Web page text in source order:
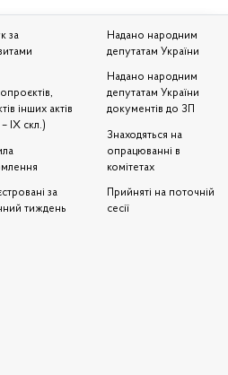
за
інших актів
– IX скл.)
за
тиждень
Надано народним
депутатам України
Надано народним
депутатам України
документів до ЗП
Знаходяться на
опрацюванні в
комітетах
Прийняті на поточній
сесії